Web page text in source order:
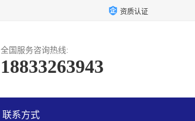
资质认证
全国服务咨询热线:
18833263943
联系方式